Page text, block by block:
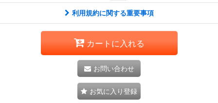
利用規約に関する重要事項
カートに入れる
お問い合わせ
お気に入り登録